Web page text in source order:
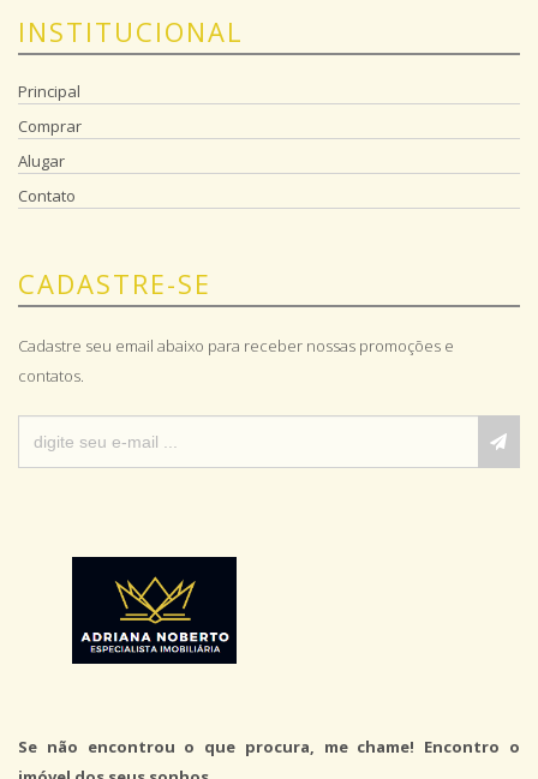
INSTITUCIONAL
Principal
Comprar
Alugar
Contato
CADASTRE-SE
Cadastre seu email abaixo para receber nossas promoções e
contatos.
Se não encontrou o que procura, me chame! Encontro o